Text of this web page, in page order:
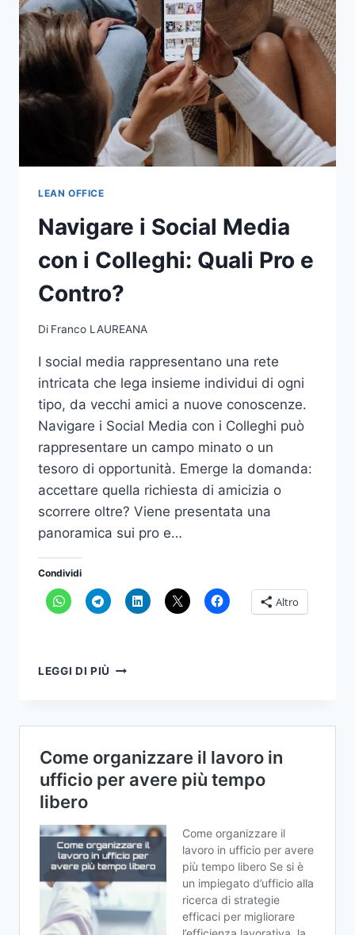
LEAN OFFICE
Navigare i Social Media
con i Colleghi: Quali Pro e
Contro?
Di Franco LAUREANA
I social media rappresentano una rete
intricata che lega insieme individui di ogni
tipo, da vecchi amici a nuove conoscenze.
Navigare i Social Media con i Colleghi può
rappresentare un campo minato o un
tesoro di opportunità. Emerge la domanda:
accettare quella richiesta di amicizia o
scorrere oltre? Viene presentata una
panoramica sui pro e…
Condividi
Altro
LEGGI DI PIÙ NAVIGARE
COLLEGHI:
QUALI
CONTRO?